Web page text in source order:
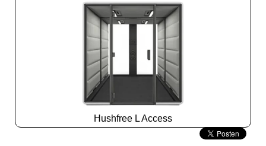
Hushfree L Access
Slide